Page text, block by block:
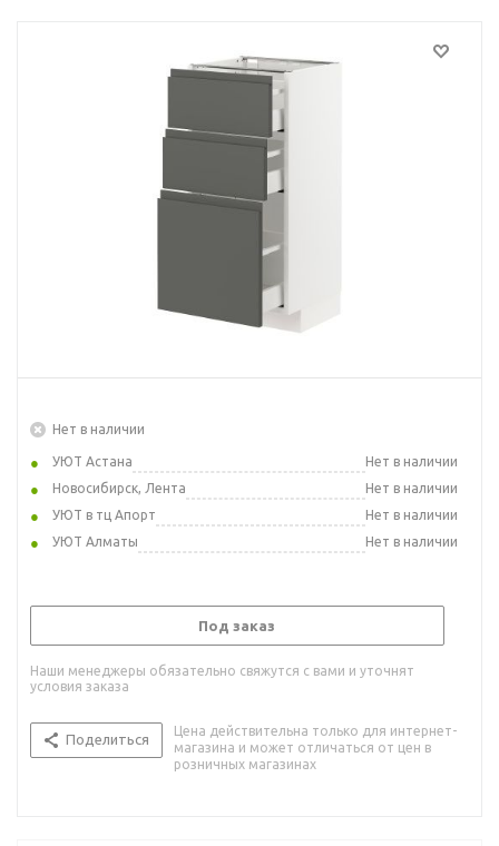
Нет в наличии
УЮТ Астана
Нет в наличии
Новосибирск, Лента
Нет в наличии
УЮТ в тц Апорт
Нет в наличии
УЮТ Алматы
Нет в наличии
Под заказ
Наши менеджеры обязательно свяжутся с вами и уточнят
условия заказа
Поделиться
Цена действительна только для интернет-
магазина и может отличаться от цен в
розничных магазинах